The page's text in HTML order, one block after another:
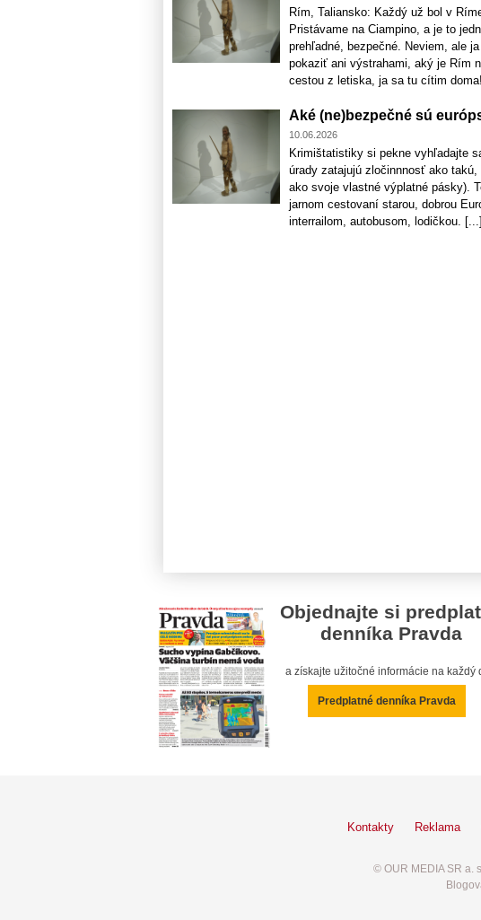
Rím, Taliansko: Každý už bol v
Pristávame na Ciampino, a je to
prehľadné, bezpečné. Neviem, ale
pokaziť ani výstrahami, aký je Rím
cestou z letiska, ja sa tu cítim
Aké (ne)bezpečné sú
10.06.2026
Krimištatistiky si pekne vyhľadajte
úrady zatajujú zločinnnosť ako
ako svoje vlastné výplatné pásky).
jarnom cestovaní starou, dobrou
interrailom, autobusom, lodičkou. [...]
Objednajte si
denníka Pravda
a získajte užitočné informácie na každý
Predplatné denníka Pravda
Kontakty Reklama
© OUR MEDIA SR a.